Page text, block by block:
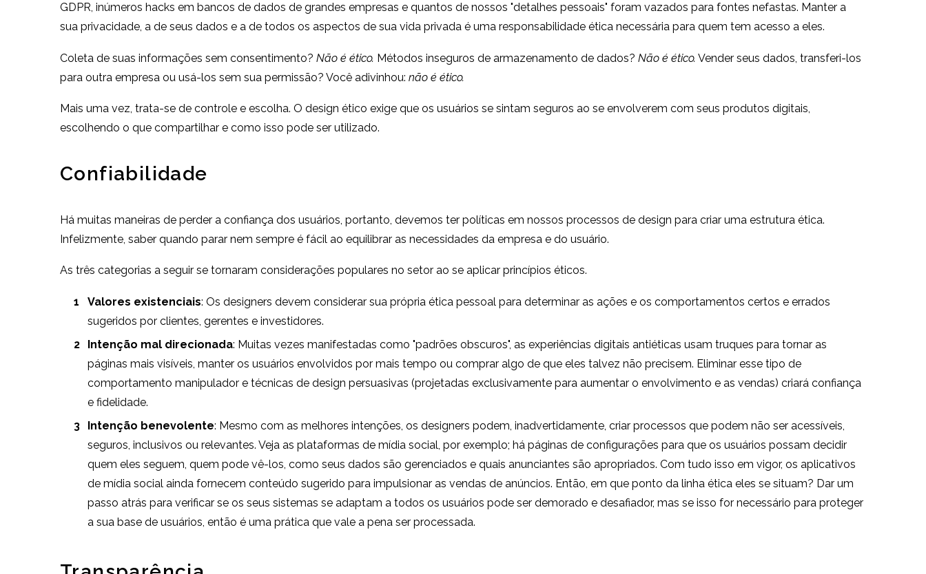
GDPR, inúmeros hacks em bancos de dados de grandes empresas e quantos de nossos "detalhes pessoais" foram vazados para fontes nefastas. Manter a
sua privacidade, a de seus dados e a de todos os aspectos de sua vida privada é uma responsabilidade ética necessária para quem tem acesso a eles.
Coleta de suas informações sem consentimento? Não é ético. Métodos inseguros de armazenamento de dados? Não é ético. Vender seus dados, transferi-los
para outra empresa ou usá-los sem sua permissão? Você adivinhou: não é ético.
Mais uma vez, trata-se de controle e escolha. O design ético exige que os usuários se sintam seguros ao se envolverem com seus produtos digitais,
escolhendo o que compartilhar e como isso pode ser utilizado.
Confiabilidade
Há muitas maneiras de perder a confiança dos usuários, portanto, devemos ter políticas em nossos processos de design para criar uma estrutura ética.
Infelizmente, saber quando parar nem sempre é fácil ao equilibrar as necessidades da empresa e do usuário.
As três categorias a seguir se tornaram considerações populares no setor ao se aplicar princípios éticos.
Valores existenciais: Os designers devem considerar sua própria ética pessoal para determinar as ações e os comportamentos certos e errados
sugeridos por clientes, gerentes e investidores.
Intenção mal direcionada: Muitas vezes manifestadas como "padrões obscuros", as experiências digitais antiéticas usam truques para tornar as
páginas mais visíveis, manter os usuários envolvidos por mais tempo ou comprar algo de que eles talvez não precisem. Eliminar esse tipo de
comportamento manipulador e técnicas de design persuasivas (projetadas exclusivamente para aumentar o envolvimento e as vendas) criará confiança
e fidelidade.
Intenção benevolente: Mesmo com as melhores intenções, os designers podem, inadvertidamente, criar processos que podem não ser acessíveis,
seguros, inclusivos ou relevantes. Veja as plataformas de mídia social, por exemplo; há páginas de configurações para que os usuários possam decidir
quem eles seguem, quem pode vê-los, como seus dados são gerenciados e quais anunciantes são apropriados. Com tudo isso em vigor, os aplicativos
de mídia social ainda fornecem conteúdo sugerido para impulsionar as vendas de anúncios. Então, em que ponto da linha ética eles se situam? Dar um
passo atrás para verificar se os seus sistemas se adaptam a todos os usuários pode ser demorado e desafiador, mas se isso for necessário para proteger
a sua base de usuários, então é uma prática que vale a pena ser processada.